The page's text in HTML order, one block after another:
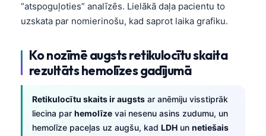
“atspoguļoties” analīzēs. Lielākā daļa pacientu to
uzskata par nomierinošu, kad saprot laika grafiku.
Ko nozīmē augsts retikulocītu skaita
rezultāts hemolīzes gadījumā
Retikulocītu skaits ir augsts ar anēmiju visstiprāk
liecina par hemolīze vai nesenu asins zudumu, un
hemolīze paceļas uz augšu, kad LDH un netiešais